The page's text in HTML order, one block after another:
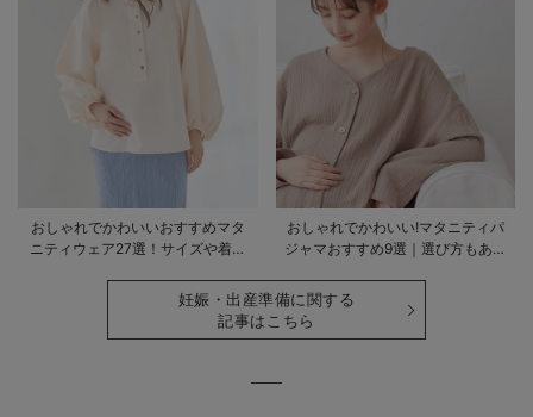
おしゃれでかわいいおすすめマタ
ニティウェア27選！サイズや着る
おしゃれでかわいい!マタニティパ
ジャマおすすめ9選｜選び方もあわ
妊娠・出産準備に関する
記事はこちら